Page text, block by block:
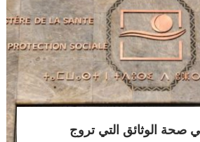
صحة الوثائق التي تروج